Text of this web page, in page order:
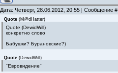
Дата: Четверг, 28.06.2012, 20:55 | Сообщение #
Quote (M@dHatter)
Quote (DewidWill)
конкретно слово
Бабушки? Бурановские?)
Quote (DewidWill )
"Евровидение"